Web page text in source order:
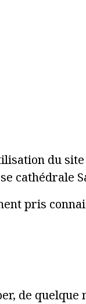
du
cathédrale
pris
de quelque